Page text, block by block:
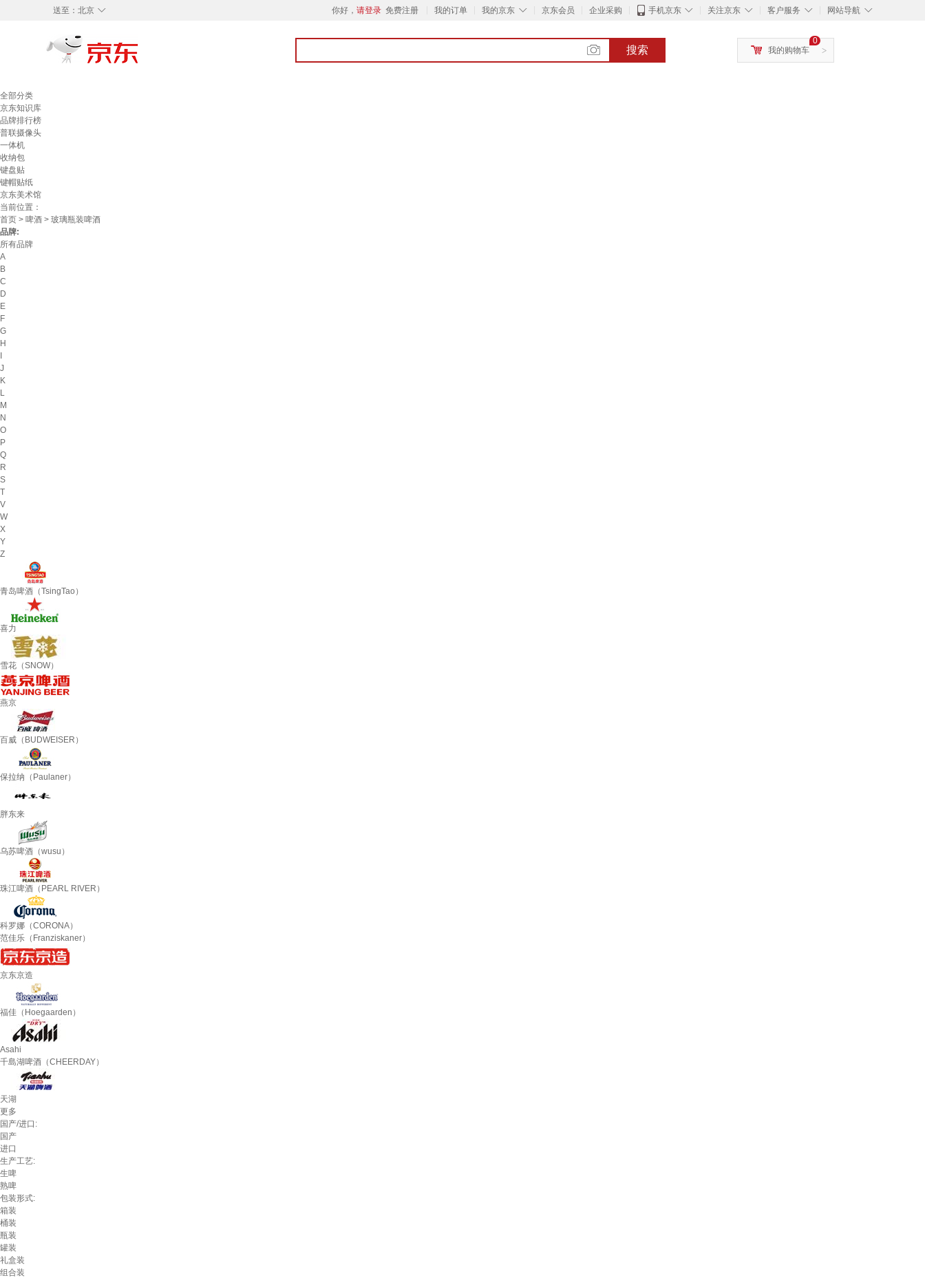
◇
送至： 北京 你好， 请登录 免费注册 我的订单 ◇
我的京东 京东会员 企业采购 ◇
手机京东 ◇
关注京东 ◇
客户服务 ◇
网站导航
搜索 >
0
我的购物车
全部分类
京东知识库
品牌排行榜
普联摄像头
一体机
收纳包
键盘贴
键帽贴纸
京东美术馆
当前位置：
首页 > 啤酒 > 玻璃瓶装啤酒
品牌:
所有品牌
A
B
C
D
E
F
G
H
J
K
L
M
N
O
P
Q
R
S
T
V
W
X
Y
Z
青岛啤酒（TsingTao）
喜力
雪花（SNOW）
燕京
百威（BUDWEISER）
保拉纳（Paulaner）
胖东来
乌苏啤酒（wusu）
珠江啤酒（PEARL RIVER）
科罗娜（CORONA）
范佳乐（Franziskaner）
京东京造
福佳（Hoegaarden）
Asahi
千島湖啤酒（CHEERDAY）
天湖
更多
国产/进口:
国产
进口
生产工艺:
生啤
熟啤
包装形式:
箱装
桶装
瓶装
罐装
礼盒装
组合装